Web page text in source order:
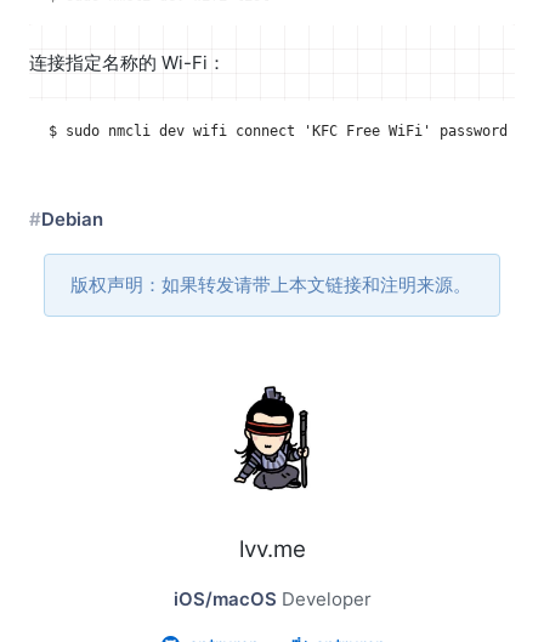
连接指定名称的 Wi-Fi：
Debian
版权声明：如果转发请带上本文链接和注明来源。
lvv.me
iOS/macOS Developer